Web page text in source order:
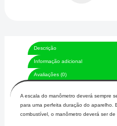
Descrição
Informação adicional
Avaliações (0)
A escala do manômetro deverá sempre
para uma perfeita duração do aparelho.
combustível, o manômetro deverá ser